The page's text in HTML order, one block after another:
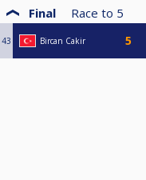
Final Race to 5
43 Bircan Cakir